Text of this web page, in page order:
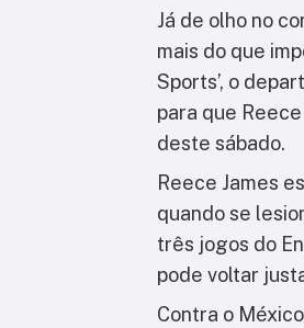
Já de olho no
mais do que
Sports’, o
para que
deste sábado.
Reece James
quando se
três jogos do
pode voltar
Contra o